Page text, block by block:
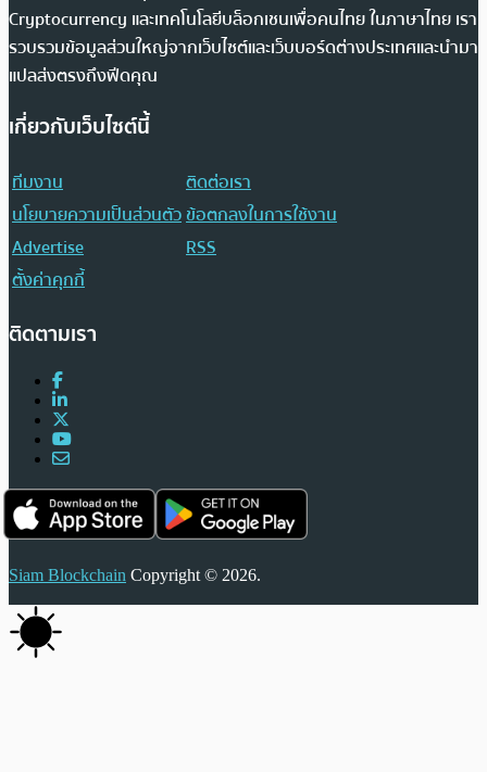
Cryptocurrency และเทคโนโลยีบล็อกเชนเพื่อคนไทย ในภาษาไทย เรา
รวบรวมข้อมูลส่วนใหญ่จากเว็บไซต์และเว็บบอร์ดต่างประเทศและนำมา
แปลส่งตรงถึงฟีดคุณ
เกี่ยวกับเว็บไซต์นี้
ทีมงาน
ติดต่อเรา
นโยบายความเป็นส่วนตัวข้อตกลงในการใช้งาน
Advertise
RSS
ตั้งค่าคุกกี้
ติดตามเรา
Siam Blockchain Copyright © 2026.